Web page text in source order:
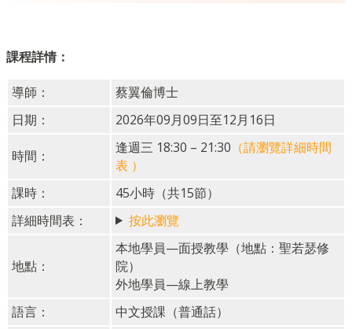
課程詳情：
導師：
蔡翼倫博士
日期：
2026年09月09日至12月16日
時間： 逢週三 18:30 – 21:30 （請瀏覽詳細時間
表 ）
課時：
45小時（共15節）
詳細時間表：
按此瀏覽
地點：
本地學員—面授教學（地點：聖若瑟修
院）
外地學員—線上教學
語言：
中文授課（普通話）